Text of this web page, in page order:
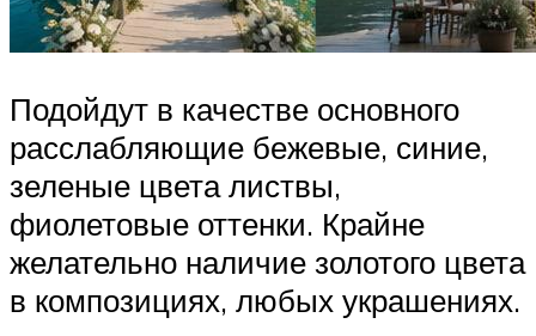
Подойдут в качестве основного
расслабляющие бежевые, синие,
зеленые цвета листвы,
фиолетовые оттенки. Крайне
желательно наличие золотого цвета
в композициях, любых украшениях.